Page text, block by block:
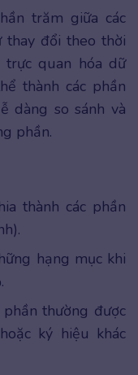
trăm giữa các
thay đổi theo thời
trực quan hóa dữ
thành các phần
dàng so sánh và
phần.
thành các phần
hạng mục khi
phần thường được
ký hiệu khác